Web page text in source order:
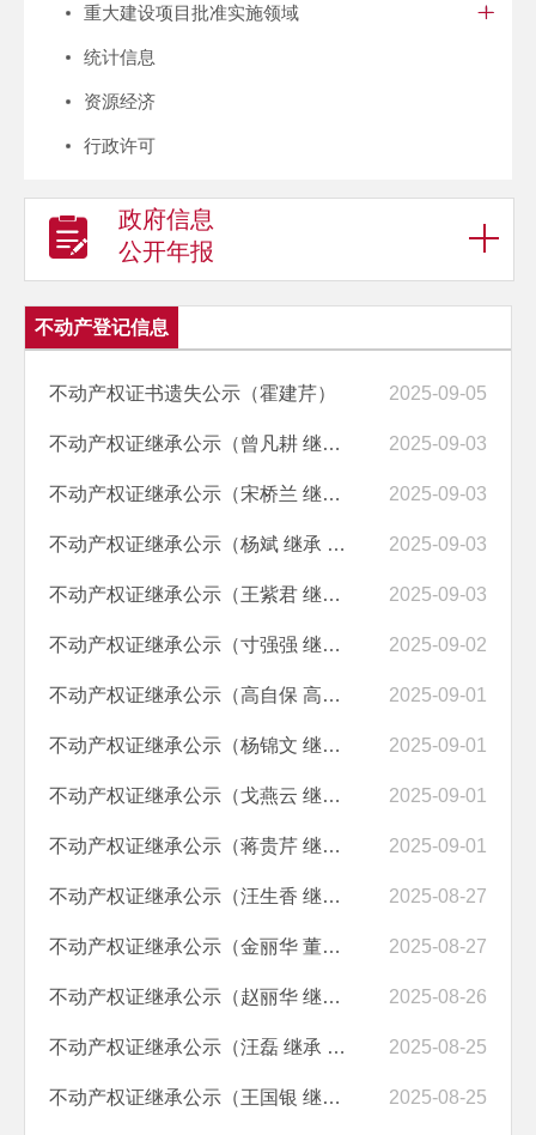
重大建设项目批准实施领域
统计信息
资源经济
行政许可
政府信息
公开年报
不动产登记信息
不动产权证书遗失公示（霍建芹） 2025-09-05
不动产权证继承公示（曾凡耕 继承 曾庆超） 2025-09-03
不动产权证继承公示（宋桥兰 继承 李长寿） 2025-09-03
不动产权证继承公示（杨斌 继承 杨志兴） 2025-09-03
不动产权证继承公示（王紫君 继承 王建波） 2025-09-03
不动产权证继承公示（寸强强 继承 寸保留） 2025-09-02
不动产权证继承公示（高自保 高晓丽 高自卫 继承 刘正兰） 2025-09-01
不动产权证继承公示（杨锦文 继承 杨念祖） 2025-09-01
不动产权证继承公示（戈燕云 继承 戈淑琴） 2025-09-01
不动产权证继承公示（蒋贵芹 继承 段庆艳） 2025-09-01
不动产权证继承公示（汪生香 继承 钟绍明） 2025-08-27
不动产权证继承公示（金丽华 董炳丽 董建龙 继承 董绍禧 金玉珍） 2025-08-27
不动产权证继承公示（赵丽华 继承 茶树元） 2025-08-26
不动产权证继承公示（汪磊 继承 汪源平） 2025-08-25
不动产权证继承公示（王国银 继承 赵玉英） 2025-08-25